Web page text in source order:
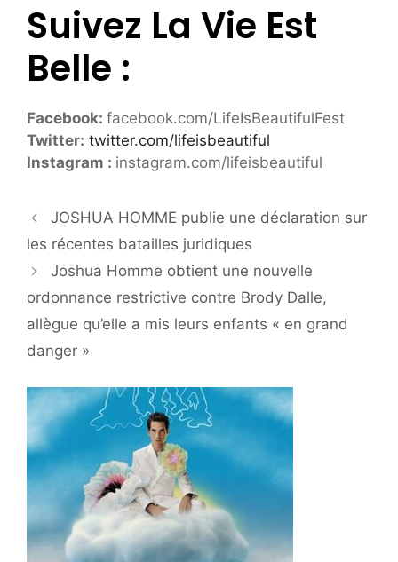
Suivez La Vie Est
Belle :
Facebook: facebook.com/LifeIsBeautifulFest
Twitter: twitter.com/lifeisbeautiful
Instagram : instagram.com/lifeisbeautiful
JOSHUA HOMME publie une déclaration sur
les récentes batailles juridiques
Joshua Homme obtient une nouvelle
ordonnance restrictive contre Brody Dalle,
allègue qu’elle a mis leurs enfants « en grand
danger »